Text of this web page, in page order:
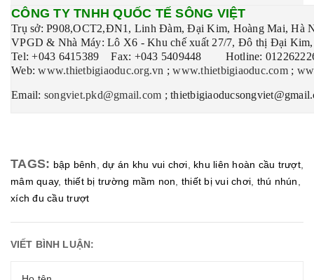
CÔNG TY TNHH QUỐC TẾ SÔNG VIỆT
Trụ sở: P908,OCT2,ĐN1, Linh Đàm, Đại Kim, Hoàng Mai, Hà
VPGD & Nhà Máy: Lô X6 - Khu chế xuất 27/7, Đô thị Đại
Tel: +043 6415389 Fax: +043 5409448 Hotline:
Web:www.thietbigiaoduc.org.vn ;www.thietbigiaoduc.com;
Email: songviet.pkd@gmail.com ;
TAGS: bập bênh dự án khu vui chơi khu liên hoàn cầu trượt,
mâm quay, thiết bị trường mầm non thiết bị vui chơi thú nhún
xích đu cầu trượt
VIẾT BÌNH LUẬN: